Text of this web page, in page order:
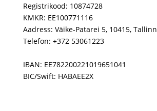
Registrikood: 10874728
KMKR: EE100771116
Aadress: Väike-Patarei 5, 10415, Tallinn
Telefon: +372 53061223
IBAN: EE782200221019651041
BIC/Swift: HABAEE2X